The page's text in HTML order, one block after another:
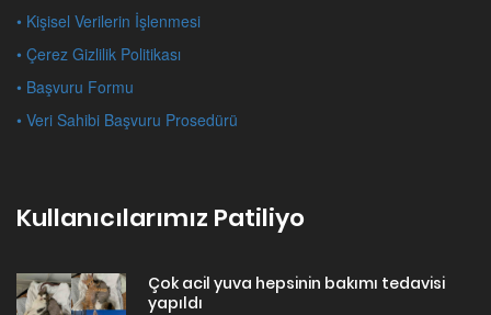
• Kişisel Verilerin İşlenmesi
• Çerez Gizlilik Politikası
• Başvuru Formu
• Veri Sahibi Başvuru Prosedürü
Kullanıcılarımız Patiliyo
Çok acil yuva hepsinin bakımı tedavisi
yapıldı